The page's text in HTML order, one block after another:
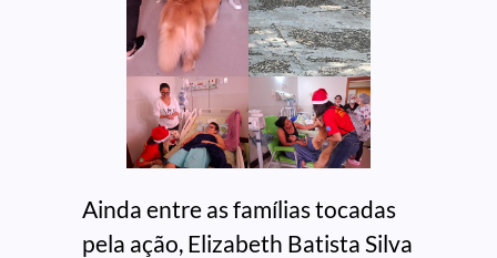
Ainda entre as famílias tocadas
pela ação, Elizabeth Batista Silva